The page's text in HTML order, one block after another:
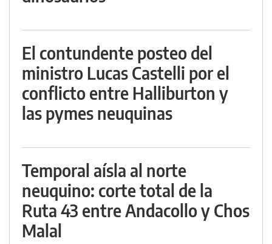
El contundente posteo del
ministro Lucas Castelli por el
conflicto entre Halliburton y
las pymes neuquinas
Temporal aísla al norte
neuquino: corte total de la
Ruta 43 entre Andacollo y Chos
Malal